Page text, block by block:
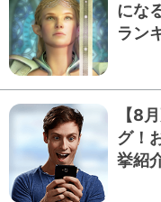
にな
ラン
【8
グ！
挙紹